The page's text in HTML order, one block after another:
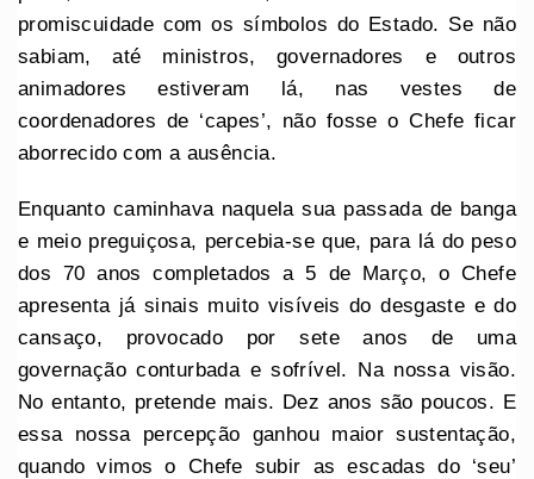
promiscuidade com os símbolos do Estado. Se não
sabiam, até ministros, governadores e outros
animadores estiveram lá, nas vestes de
coordenadores de ‘capes’, não fosse o Chefe ficar
aborrecido com a ausência.
Enquanto caminhava naquela sua passada de banga
e meio preguiçosa, percebia-se que, para lá do peso
dos 70 anos completados a 5 de Março, o Chefe
apresenta já sinais muito visíveis do desgaste e do
cansaço, provocado por sete anos de uma
governação conturbada e sofrível. Na nossa visão.
No entanto, pretende mais. Dez anos são poucos. E
essa nossa percepção ganhou maior sustentação,
quando vimos o Chefe subir as escadas do ‘seu’